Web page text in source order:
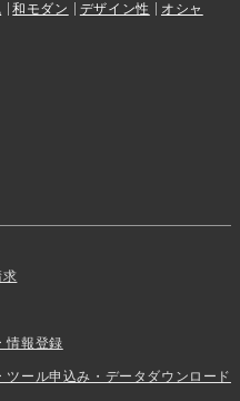
和モダン デザイン性 オシャ
求
情報登録
ツール申込み・データダウンロード